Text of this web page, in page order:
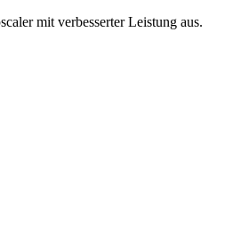
mit verbesserter Leistung aus.